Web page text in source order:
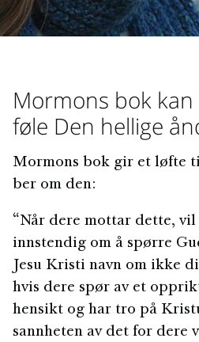
Mormons bok kan
føle Den hellige
Mormons bok gir et løfte
ber om den:
“Når dere mottar dette, vil
innstendig om å spørre
Jesu Kristi navn om ikke
hvis dere spør av et
hensikt og har tro på
sannheten av det for dere